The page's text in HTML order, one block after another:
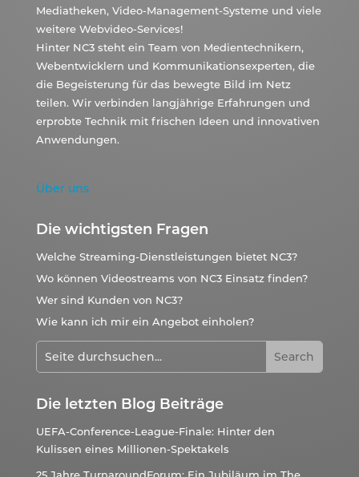
Mediatheken, Video-Management-Systeme und viele
weitere Webvideo-Services!
Hinter NC3 steht ein Team von Medientechnikern,
Webentwicklern und Kommunikationsexperten, die
die Begeisterung für das bewegte Bild im Netz
teilen. Wir verbinden langjährige Erfahrungen und
erprobte Technik mit frischen Ideen und innovativen
Anwendungen.
Über uns
Die wichtigsten Fragen
Welche Streaming-Dienstleistungen bietet NC3?
Wo können Videostreams von NC3 Einsatz finden?
Wer sind Kunden von NC3?
Wie kann ich mir ein Angebot einholen?
Die letzten Blog Beiträge
UEFA-Conference-League-Finale: Hinter den
Kulissen eines Millionen-Spektakels